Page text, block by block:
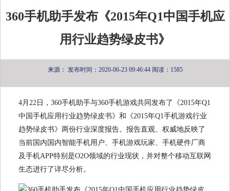
360手机助手发布《2015年Q1中国手机应
用行业趋势绿皮书》
来源： 发布时间：2020-06-23 09:46:44 阅读：1585
4月22日，360手机助手与360手机游戏共同发布了《2015年Q1
中国手机应用行业趋势绿皮书》和《2015年Q1手机游戏行业
趋势绿皮书》两份行业深度报告。报告直观、权威地反映了
当前国内国内智能手机用户、手机游戏玩家、手机硬件厂商
及手机APP特别是O2O领域的行业现状，并对整个移动互联网
生态进行了详尽分析。